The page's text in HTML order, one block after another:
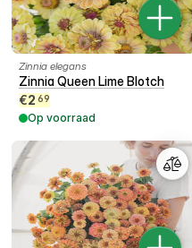
Zinnia elegans
Zinnia Queen Lime Blotch
€2 69
Op voorraad